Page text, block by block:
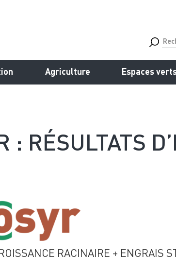
Agriculture Espaces
: RÉSULTATS
RACINAIRE + ENGRAIS